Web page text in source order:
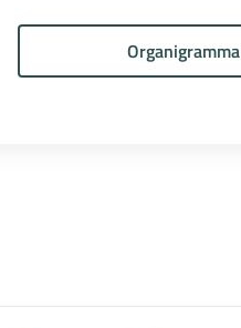
Organigramma